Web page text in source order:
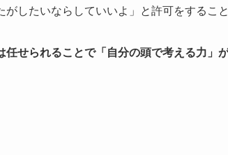
がしたいならしていいよ」と許可をするこ
任せられることで「自分の頭で考える力」